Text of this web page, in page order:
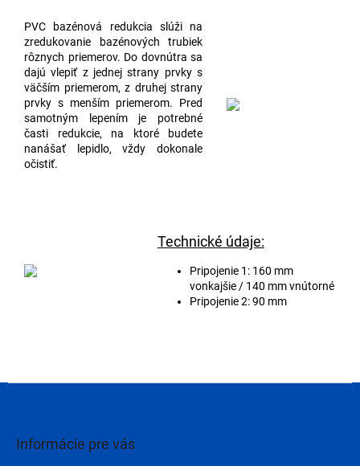
PVC bazénová redukcia slúži na
zredukovanie bazénových trubiek
rôznych priemerov. Do dovnútra sa
dajú vlepiť z jednej strany prvky s
väčším priemerom, z druhej strany
prvky s menším priemerom. Pred
samotným lepením je potrebné
časti redukcie, na ktoré budete
nanášať lepidlo, vždy dokonale
očistiť.
Technické údaje:
Pripojenie 1: 160 mm
vonkajšie / 140 mm vnútorné
Pripojenie 2: 90 mm
Informácie pre vás